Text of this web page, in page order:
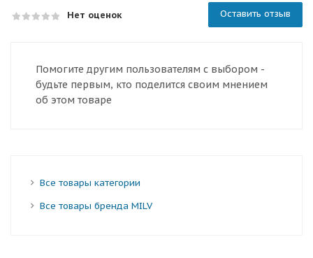
Нет оценок Оставить отзыв
Помогите другим пользователям с выбором -
будьте первым, кто поделится своим мнением
об этом товаре
Все товары категории
Все товары бренда MILV